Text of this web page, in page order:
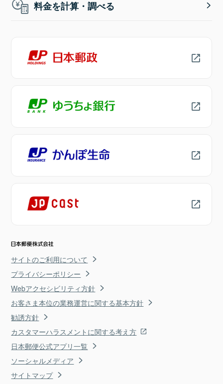
料金を計算・調べる
サイトのご利用について
プライバシーポリシー
Webアクセシビリティ方針
お客さま本位の業務運営に関する基本方針
勧誘方針
カスタマーハラスメントに関する考え方
日本郵便公式アプリ一覧
ソーシャルメディア
サイトマップ